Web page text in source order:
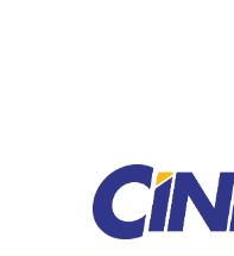
Classificados